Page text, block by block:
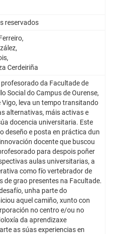
reservados
Cerdeiriña
da Facultade de
Social do Campus de Ourense,
Vigo, leva un tempo transitando
alternativas, máis activas e
docencia universitaria. Este
deseño e posta en práctica dun
docente que buscou
para despois poñer
aulas universitarias, a
como fío vertebrador de
de grao presentes na Facultade.
unha parte do
aquel camiño, xunto con
no centro e/ou no
da aprendizaxe
as súas experiencias en